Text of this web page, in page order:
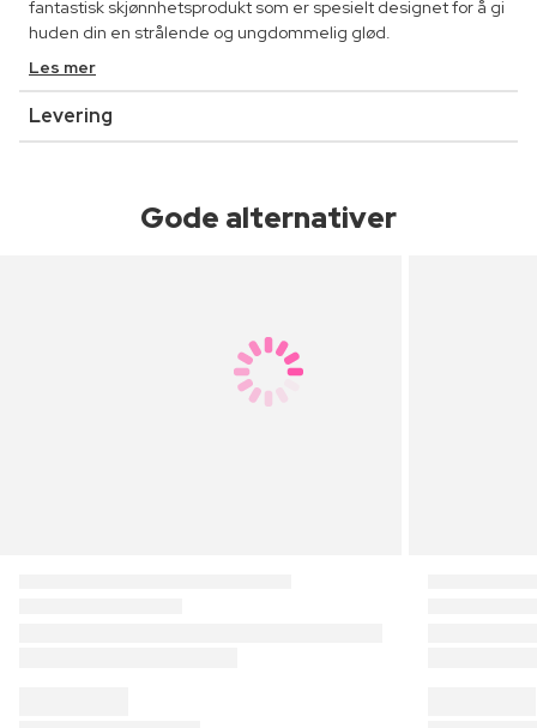
fantastisk skjønnhetsprodukt som er spesielt designet for å gi
huden din en strålende og ungdommelig glød.
Les mer
Levering
Gode alternativer